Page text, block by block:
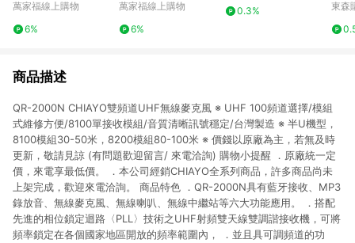
組 (兩支麥克風款)【敦
萬家福線上購物
6%
萬家福線上購物
6%
0.3%
有線
風
東森
商品描述
QR-2000N CHIAYO雙頻道UHF無線麥克風 ※ UHF 100頻道選擇/模組
式維修方便/8100單接收模組/音質清晰訊號穩定/台灣製造 ※ 半U機型，
8100模組30-50米，8200模組80-100米 ※ 價錢以原廠為主，若無及時
更新，敬請見諒 (有問題歡迎留言/ 來電洽詢) 購物小提醒 ．原廠統一定
價，來電享最低價。 ．本公司經銷CHIAYO全系列商品，許多商品尚未
上架完成，歡迎來電洽詢。 商品特色 ．QR-2000N具有藍牙接收、MP3
錄放音、無線麥克風、無線喇叭、無線中繼站等六大功能應用。 ．搭配
先進的相位鎖定迴路〈PLL〉技術之UHF射頻雙天線雙調諧接收機，可將
頻率鎖定在各個國家地區開放的頻率範圍內， ．並且具可調頻道的功